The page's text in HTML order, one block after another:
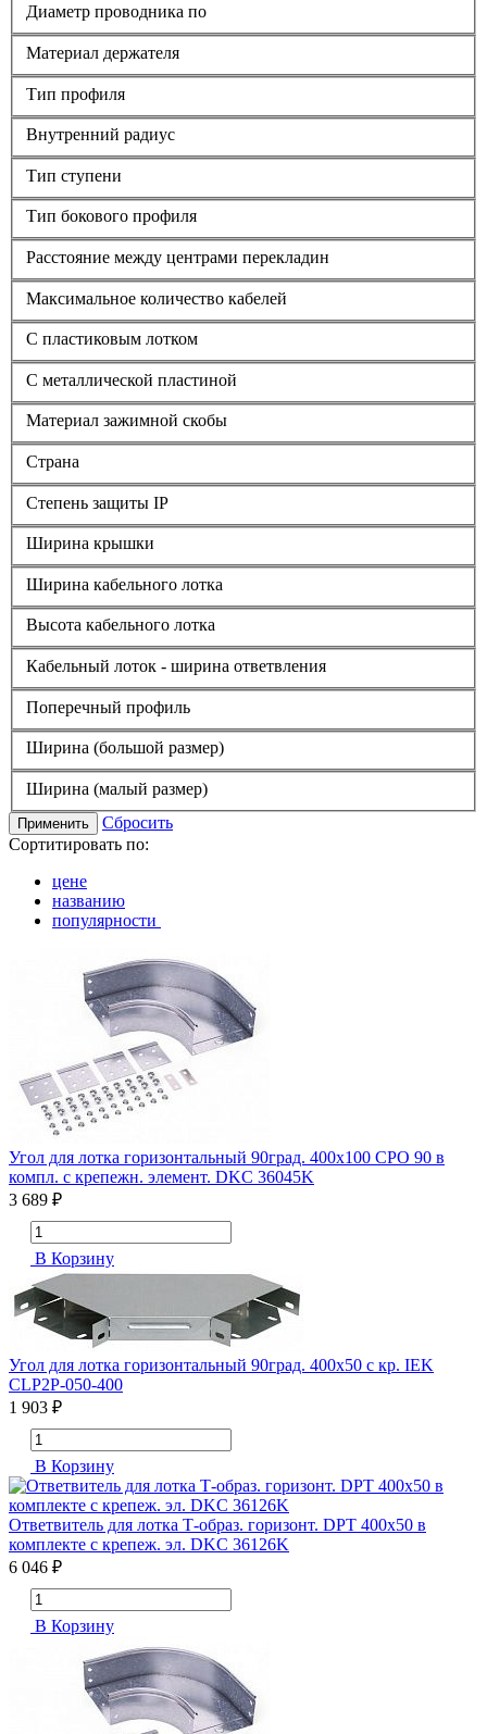
Диаметр проводника по
Материал держателя
Тип профиля
Внутренний радиус
Тип ступени
Тип бокового профиля
Расстояние между центрами перекладин
Максимальное количество кабелей
С пластиковым лотком
С металлической пластиной
Материал зажимной скобы
Страна
Степень защиты IP
Ширина крышки
Ширина кабельного лотка
Высота кабельного лотка
Кабельный лоток - ширина ответвления
Поперечный профиль
Ширина (большой размер)
Ширина (малый размер)
Применить
Сбросить
Сортитировать по:
цене
названию
популярности
Угол для лотка горизонтальный 90град. 400х100 CPO 90 в
компл. с крепежн. элемент. DKC 36045K
3 689 ₽
В Корзину
Угол для лотка горизонтальный 90град. 400х50 с кр. IEK
CLP2P-050-400
1 903 ₽
В Корзину
Ответвитель для лотка Т-образ. горизонт. DPT 400х50 в
комплекте с крепеж. эл. DKC 36126K
6 046 ₽
В Корзину